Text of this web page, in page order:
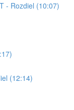
- Rozdiel (10:07)
(12:14)